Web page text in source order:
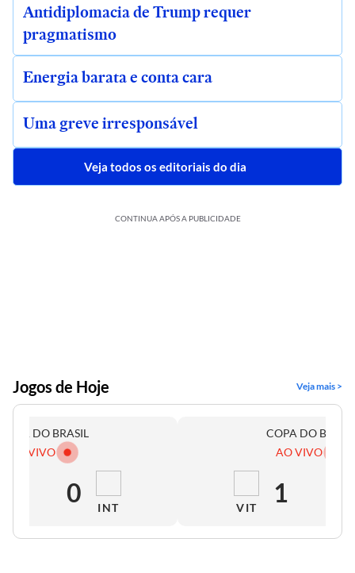
Antidiplomacia de Trump requer
pragmatismo
Energia barata e conta cara
Uma greve irresponsável
Veja todos os editoriais do dia
CONTINUA APÓS A PUBLICIDADE
Jogos de Hoje Veja mais >
DO BRASIL
AO VIVO
0 INT
COPA DO
AO VIVO
VIT 1